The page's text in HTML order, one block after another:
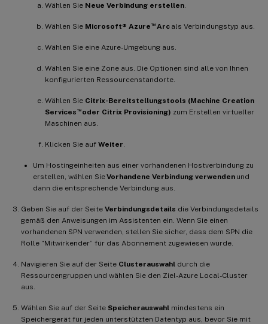
Wählen Sie Neue Verbindung erstellen
Wählen Sie Microsoft® Azure ™Arcals Verbindungstyp aus.
Wählen Sie eine Azure-Umgebung aus.
Wählen Sie eine Zone aus. Die Optionen sind alle von Ihnen
konfigurierten Ressourcenstandorte.
Wählen Sie Citrix-Bereitstellungstools (Machine Creation
Services ™oder Citrix Provisioning) zum Erstellen virtueller
Maschinen aus.
Klicken Sie auf Weiter
Um Hostingeinheiten aus einer vorhandenen Hostverbindung zu
erstellen, wählen SieVorhandene Verbindung verwenden und
dann die entsprechende Verbindung aus.
Geben Sie auf der Seite Verbindungsdetails die Verbindungsdetails
gemäß den Anweisungen im Assistenten ein. Wenn Sie einen
vorhandenen SPN verwenden, stellen Sie sicher, dass dem SPN die
Rolle “Mitwirkender” für das Abonnement zugewiesen wurde.
Navigieren Sie auf der Seite Clusterauswahl durch die
Ressourcengruppen und wählen Sie den Ziel-Azure Local-Cluster
aus.
Wählen Sie auf der Seite Speicherauswahl mindestens ein
Speichergerät für jeden unterstützten Datentyp aus, bevor Sie mit